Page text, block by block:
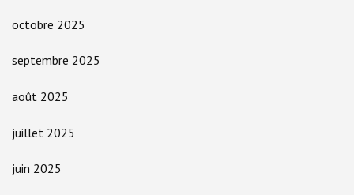
octobre 2025
septembre 2025
août 2025
juillet 2025
juin 2025